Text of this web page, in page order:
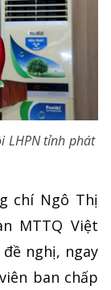
LHPN tỉnh phát
chí Ngô Thị
MTTQ Việt
nghị, ngay
ban chấp